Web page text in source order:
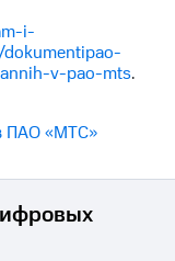
i-
v-pao-mts.
ПАО «МТС»